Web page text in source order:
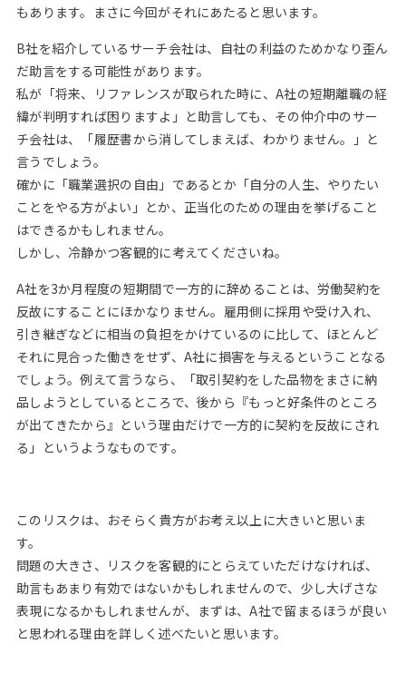
もあります。まさに今回がそれにあたると思います。
B社を紹介しているサーチ会社は、自社の利益のためかなり歪ん
だ助言をする可能性があります。
私が「将来、リファレンスが取られた時に、A社の短期離職の経
緯が判明すれば困りますよ」と助言しても、その仲介中のサー
チ会社は、「履歴書から消してしまえば、わかりません。」と
言うでしょう。
確かに「職業選択の自由」であるとか「自分の人生、やりたい
ことをやる方がよい」とか、正当化のための理由を挙げること
はできるかもしれません。
しかし、冷静かつ客観的に考えてくださいね。
A社を3か月程度の短期間で一方的に辞めることは、労働契約を
反故にすることにほかなりません。雇用側に採用や受け入れ、
引き継ぎなどに相当の負担をかけているのに比して、ほとんど
それに見合った働きをせず、A社に損害を与えるということなる
でしょう。例えて言うなら、「取引契約をした品物をまさに納
品しようとしているところで、後から『もっと好条件のところ
が出てきたから』という理由だけで一方的に契約を反故にされ
る」というようなものです。
このリスクは、おそらく貴方がお考え以上に大きいと思いま
す。
問題の大きさ、リスクを客観的にとらえていただけなければ、
助言もあまり有効ではないかもしれませんので、少し大げさな
表現になるかもしれませんが、まずは、A社で留まるほうが良い
と思われる理由を詳しく述べたいと思います。